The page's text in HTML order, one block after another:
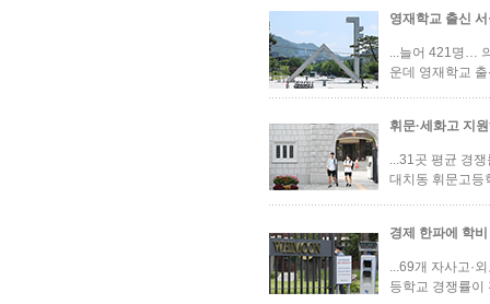
영재학교 출신
...늘어 421명…
운데 영재학교
휘문·세화고 지
...31곳 평균 경
대치동 휘문고
경제 한파에 학
...69개 자사고·
등학교 경쟁률